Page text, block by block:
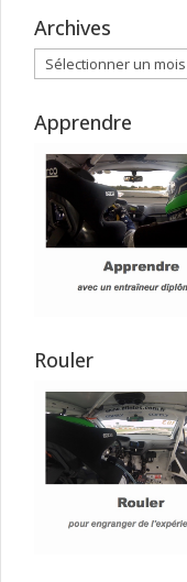
Archives
Archives
Apprendre
Rouler